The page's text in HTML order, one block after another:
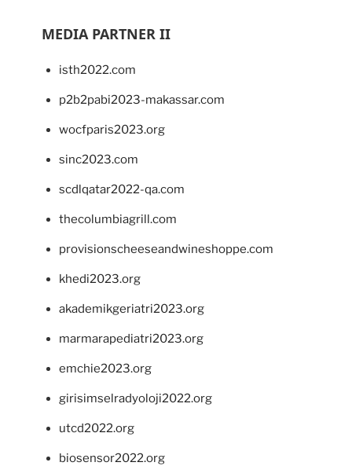
MEDIA PARTNER II
isth2022.com
p2b2pabi2023-makassar.com
wocfparis2023.org
sinc2023.com
scdlqatar2022-qa.com
thecolumbiagrill.com
provisionscheeseandwineshoppe.com
khedi2023.org
akademikgeriatri2023.org
marmarapediatri2023.org
emchie2023.org
girisimselradyoloji2022.org
utcd2022.org
biosensor2022.org